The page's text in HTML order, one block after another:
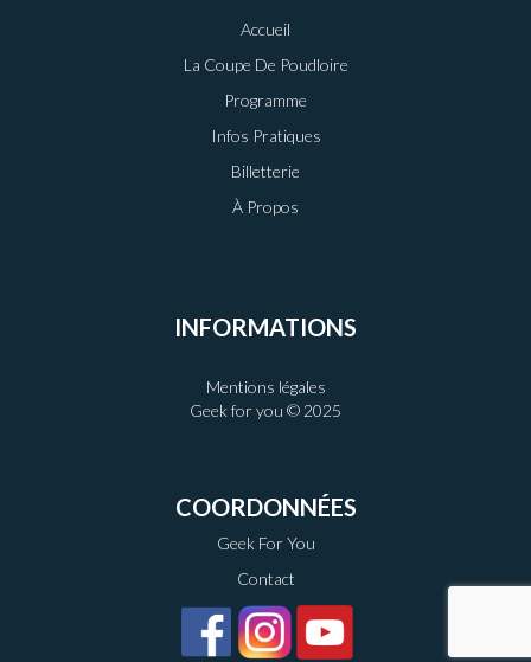
Accueil
La Coupe De Poudloire
Programme
Infos Pratiques
Billetterie
À Propos
INFORMATIONS
Mentions légales
Geek for you © 2025
COORDONNÉES
Geek For You
Contact